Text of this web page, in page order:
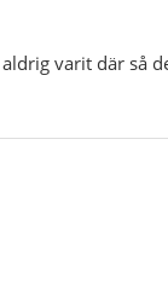
varit där så